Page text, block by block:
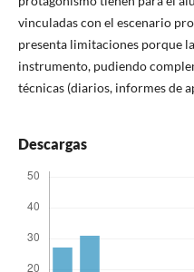
vinculadas con el escenario
presenta limitaciones porque
instrumento, pudiendo
técnicas (diarios, informes de
Descargas